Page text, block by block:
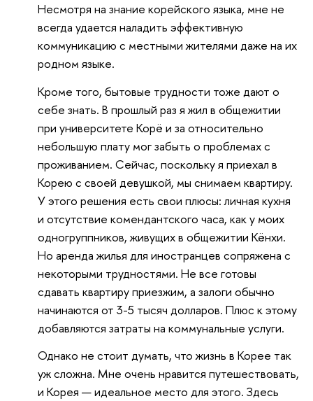
Несмотря на знание корейского языка, мне не
всегда удается наладить эффективную
коммуникацию с местными жителями даже на их
родном языке.
Кроме того, бытовые трудности тоже дают о
себе знать. В прошлый раз я жил в общежитии
при университете Корё и за относительно
небольшую плату мог забыть о проблемах с
проживанием. Сейчас, поскольку я приехал в
Корею с своей девушкой, мы снимаем квартиру.
У этого решения есть свои плюсы: личная кухня
и отсутствие комендантского часа, как у моих
одногруппников, живущих в общежитии Кёнхи.
Но аренда жилья для иностранцев сопряжена с
некоторыми трудностями. Не все готовы
сдавать квартиру приезжим, а залоги обычно
начинаются от 3-5 тысяч долларов. Плюс к этому
добавляются затраты на коммунальные услуги.
Однако не стоит думать, что жизнь в Корее так
уж сложна. Мне очень нравится путешествовать,
и Корея — идеальное место для этого. Здесь